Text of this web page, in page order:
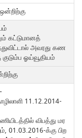
கட்டுமானத்
அவரது கண
ஓய்வூதியம்
11.12.2014-
விபத்து மர
01.03.2016-க்கு பிற